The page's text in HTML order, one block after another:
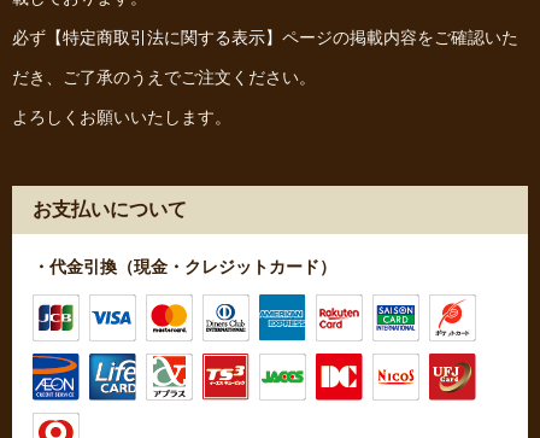
必ず 【特定商取引法に関する表示】 ページの掲載内容をご確認いた
だき、ご了承のうえでご注文ください。
よろしくお願いいたします。
お支払いについて
・代金引換（現金・クレジットカード）